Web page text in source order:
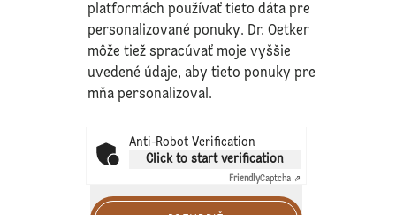
platformách používať tieto dáta pre
personalizované ponuky. Dr. Oetker
môže tiež spracúvať moje vyššie
uvedené údaje, aby tieto ponuky pre
mňa personalizoval.
Anti-Robot Verification
Click to start verification
FriendlyCaptcha ⇗